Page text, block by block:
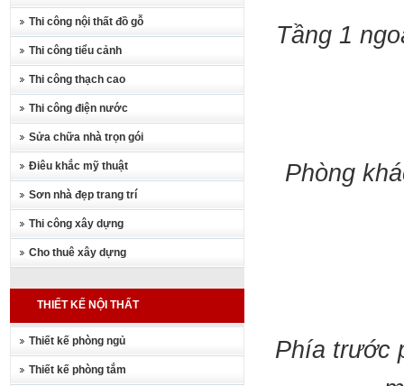
Thi công nội thất đồ gỗ
Thi công tiểu cảnh
Thi công thạch cao
Thi công điện nước
Sửa chữa nhà trọn gói
Điêu khắc mỹ thuật
Sơn nhà đẹp trang trí
Thi công xây dựng
Cho thuê xây dựng
THIẾT KẾ NỘI THẤT
Thiết kế phòng ngủ
Thiết kế phòng tắm
Tầng 1
Phòng
Phía trước